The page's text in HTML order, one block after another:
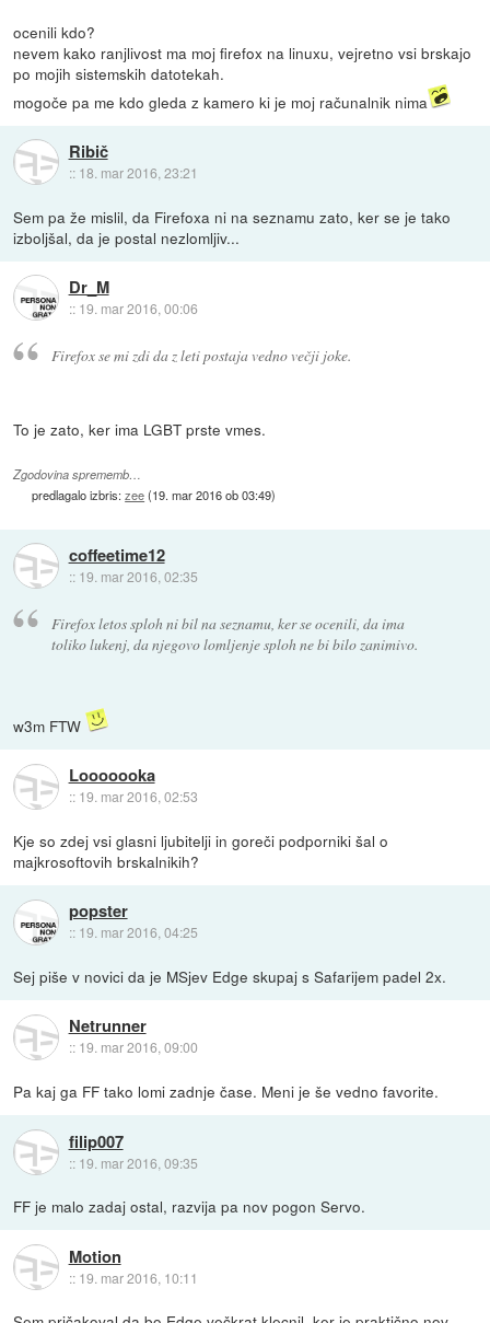
ocenili kdo?
nevem kako ranjlivost ma moj firefox na linuxu, vejretno vsi brskajo
po mojih sistemskih datotekah.
mogoče pa me kdo gleda z kamero ki je moj računalnik nima
Ribič
:: 18. mar 2016, 23:21
Sem pa že mislil, da Firefoxa ni na seznamu zato, ker se je tako
izboljšal, da je postal nezlomljiv...
Dr_M
:: 19. mar 2016, 00:06
Firefox se mi zdi da z leti postaja vedno večji joke.
To je zato, ker ima LGBT prste vmes.
Zgodovina sprememb…
predlagalo izbris:zee(19. mar 2016 ob 03:49)
coffeetime12
:: 19. mar 2016, 02:35
Firefox letos sploh ni bil na seznamu, ker se ocenili, da ima
toliko lukenj, da njegovo lomljenje sploh ne bi bilo zanimivo.
w3m FTW
Looooooka
:: 19. mar 2016, 02:53
Kje so zdej vsi glasni ljubitelji in goreči podporniki šal o
majkrosoftovih brskalnikih?
popster
:: 19. mar 2016, 04:25
Sej piše v novici da je MSjev Edge skupaj s Safarijem padel 2x.
Netrunner
:: 19. mar 2016, 09:00
Pa kaj ga FF tako lomi zadnje čase. Meni je še vedno favorite.
filip007
:: 19. mar 2016, 09:35
FF je malo zadaj ostal, razvija pa nov pogon Servo.
Motion
:: 19. mar 2016, 10:11